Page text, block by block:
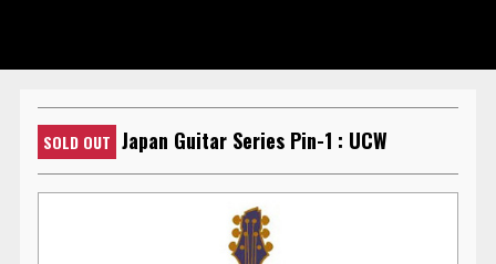
SOLD OUT Japan Guitar Series Pin-1 : UCW